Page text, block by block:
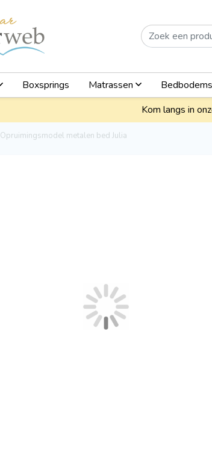
Boxsprings Matrassen Bedbodems
Kom langs in
Opruimingsmodel metalen bed Julia